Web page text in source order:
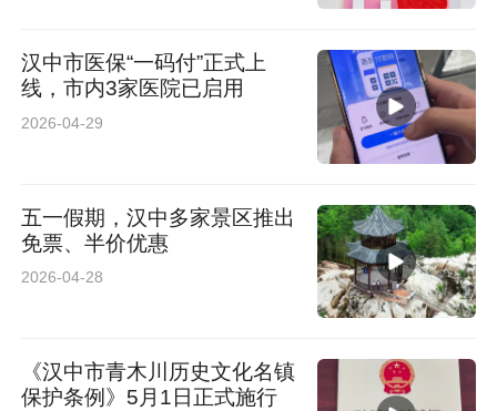
汉中市医保“一码付”正式上
线，市内3家医院已启用
2026-04-29
五一假期，汉中多家景区推出
免票、半价优惠
2026-04-28
《汉中市青木川历史文化名镇
保护条例》5月1日正式施行